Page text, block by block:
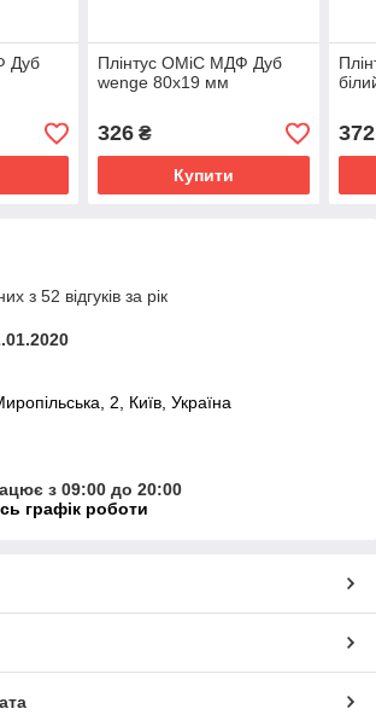
Дуб
Плінтус ОМіС МДФ Дуб
wenge 80x19 мм
326₴
Купити
372
з 52 відгуків за рік
2, Київ, Україна
з 09:00 до 20:00
графік роботи